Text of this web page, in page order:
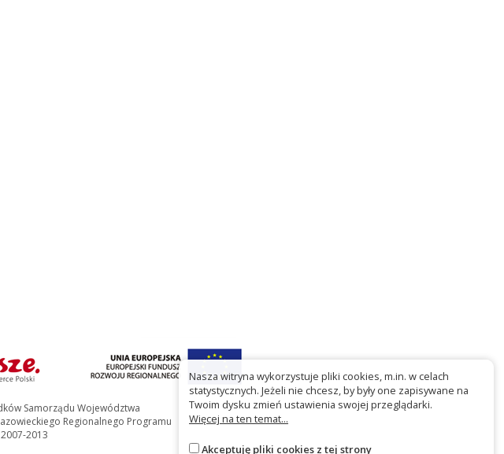
przyrody-
Samorządu Województwa
Regionalnego Programu
2013
Nasza witryna wykorzystuje pliki cookies, m.in. w celach
statystycznych. Jeżeli nie chcesz, by były one zapisywane na
Twoim dysku zmień ustawienia swojej przeglądarki.
Więcej na ten temat...
Akceptuję pliki cookies z tej strony